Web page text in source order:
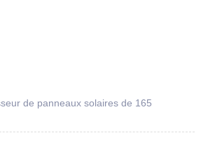
de panneaux solaires de 165